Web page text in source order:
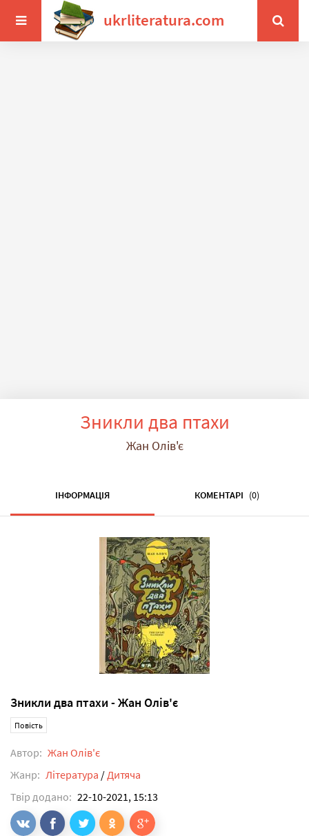
ukrliteratura.com
Зникли два птахи
Жан Олів'є
ІНФОРМАЦІЯ КОМЕНТАРІ (0)
Зникли два птахи - Жан Олів'є
Повість
Автор: Жан Олів'є
Жанр: Література / Дитяча
Твір додано: 22-10-2021, 15:13